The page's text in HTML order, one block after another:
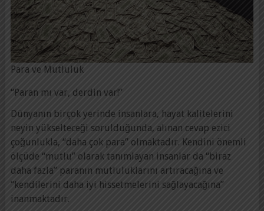
Para ve Mutluluk
“Paran mı var, derdin var!”
Dünyanın birçok yerinde insanlara, hayat kalitelerini
neyin yükselteceği sorulduğunda, alınan cevap ezici
çoğunlukla, “daha çok para” olmaktadır. Kendini önemli
ölçüde “mutlu” olarak tanımlayan insanlar da “biraz
daha fazla” paranın mutluluklarını artıracağına ve
“kendilerini daha iyi hissetmelerini sağlayacağına”
inanmaktadır.